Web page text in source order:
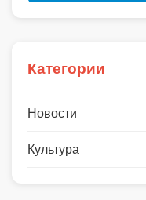
Категории
Новости
Культура